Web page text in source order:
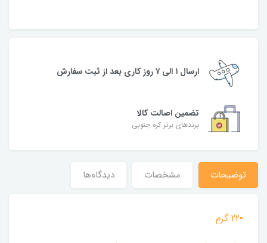
ارسال ۱ الی ۷ روز کاری بعد از ثبت سفارش
تضمین اصالت کالا
برندهای برتر کره جنوبی
توضیحات مشخصات دیدگاه‌ها
▪︎22 گرم